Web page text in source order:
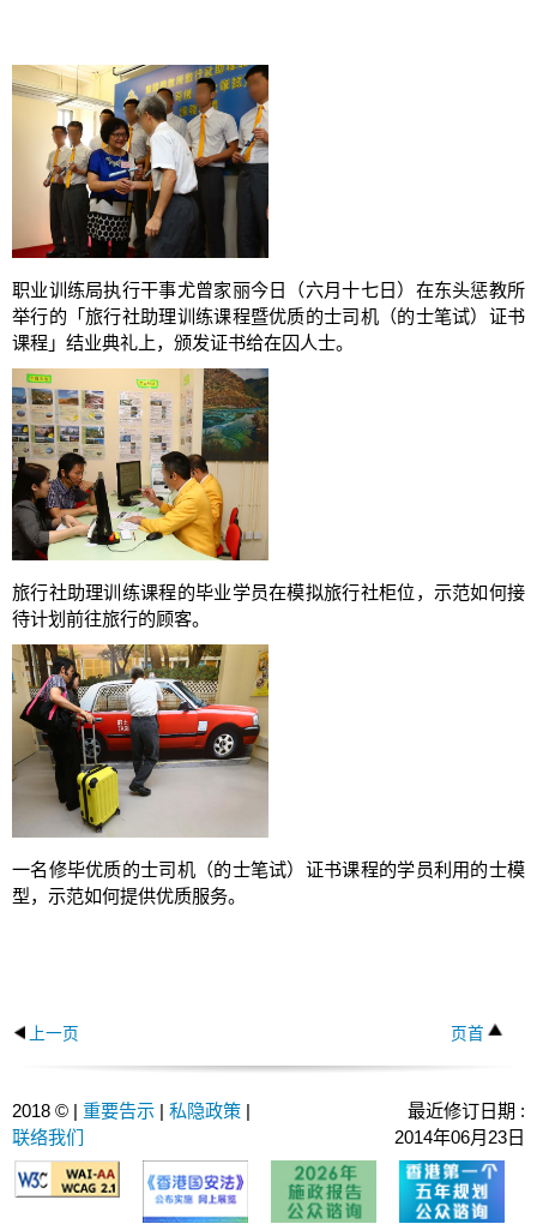
职业训练局执行干事尤曾家丽今日（六月十七日）在东头惩教所
举行的「旅行社助理训练课程暨优质的士司机（的士笔试）证书
课程」结业典礼上，颁发证书给在囚人士。
旅行社助理训练课程的毕业学员在模拟旅行社柜位，示范如何接
待计划前往旅行的顾客。
一名修毕优质的士司机（的士笔试）证书课程的学员利用的士模
型，示范如何提供优质服务。
上一页 页首
2018 © | 重要告示 | 私隐政策 |
联络我们
最近修订日期 :
2014年06月23日